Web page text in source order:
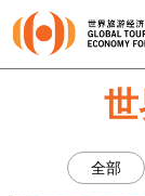
繁
关于论坛
全部